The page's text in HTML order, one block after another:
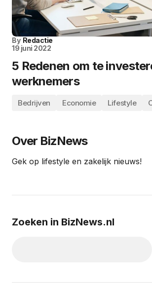
By Redactie
19 juni 2022
5 Redenen om te
werknemers
Bedrijven Economie Lifestyle
Over BizNews
Gek op lifestyle en zakelijk nieuws!
Zoeken in BizNews.nl